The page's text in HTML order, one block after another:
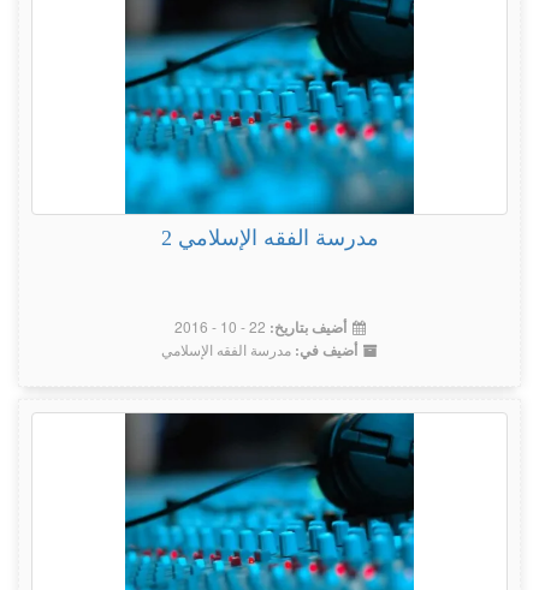
مدرسة الفقه الإسلامي 2
أضيف بتاريخ:
أضيف في: مدرسة الفقه الإسلامي